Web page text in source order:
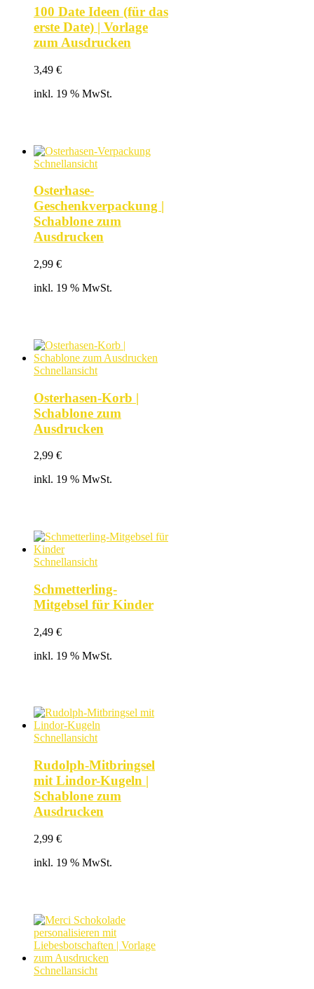
100 Date Ideen (für das
erste Date) | Vorlage
zum Ausdrucken
3,49 €
inkl. 19 % MwSt.
Schnellansicht
Osterhase-
Geschenkverpackung |
Schablone zum
Ausdrucken
2,99 €
inkl. 19 % MwSt.
Schnellansicht
Osterhasen-Korb |
Schablone zum
Ausdrucken
2,99 €
inkl. 19 % MwSt.
Schnellansicht
Schmetterling-
Mitgebsel für Kinder
2,49 €
inkl. 19 % MwSt.
Schnellansicht
Rudolph-Mitbringsel
mit Lindor-Kugeln |
Schablone zum
Ausdrucken
2,99 €
inkl. 19 % MwSt.
Schnellansicht